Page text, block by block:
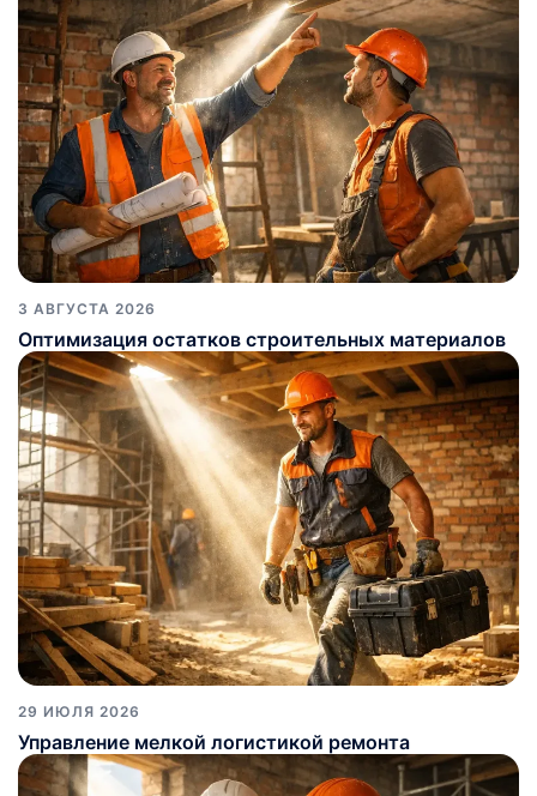
3 АВГУСТА 2026
Оптимизация остатков строительных материалов
29 ИЮЛЯ 2026
Управление мелкой логистикой ремонта